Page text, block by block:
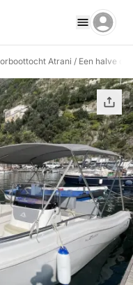
Atrani / Een halve